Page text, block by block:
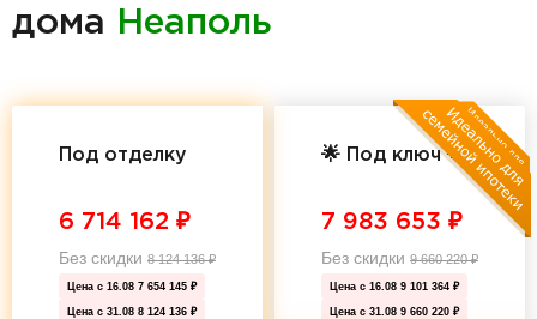
дома
Неаполь
Под отделку
6 714 162 ₽
Без скидки 8 124 136₽
Цена с 16.08 7 654 145 ₽
Цена с 31.08 8 124 136 ₽
🌟 Под ключ 🌟
7 983 653 ₽
Без скидки 9 660 220₽
Цена с 16.08 9 101 364 ₽
Цена с 31.08 9 660 220 ₽